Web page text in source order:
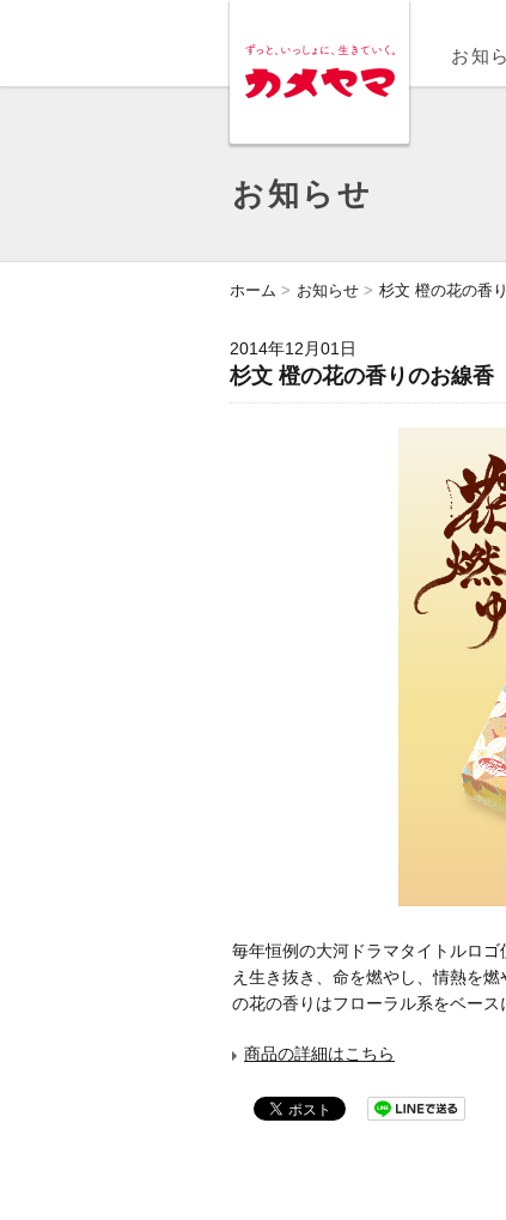
お知
お知らせ
ホーム お知らせ 杉文 橙の花の香
2014年12月01日
杉文 橙の花の香りのお線
毎年恒例の大河ドラマタイトルロ
え生き抜き、命を燃やし、情熱を
の花の香りはフローラル系をベース
商品の詳細はこちら